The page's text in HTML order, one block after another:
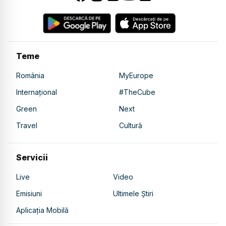
Teme
România
MyEurope
Internațional
#TheCube
Green
Next
Travel
Cultură
Servicii
Live
Video
Emisiuni
Ultimele Știri
Aplicația Mobilă